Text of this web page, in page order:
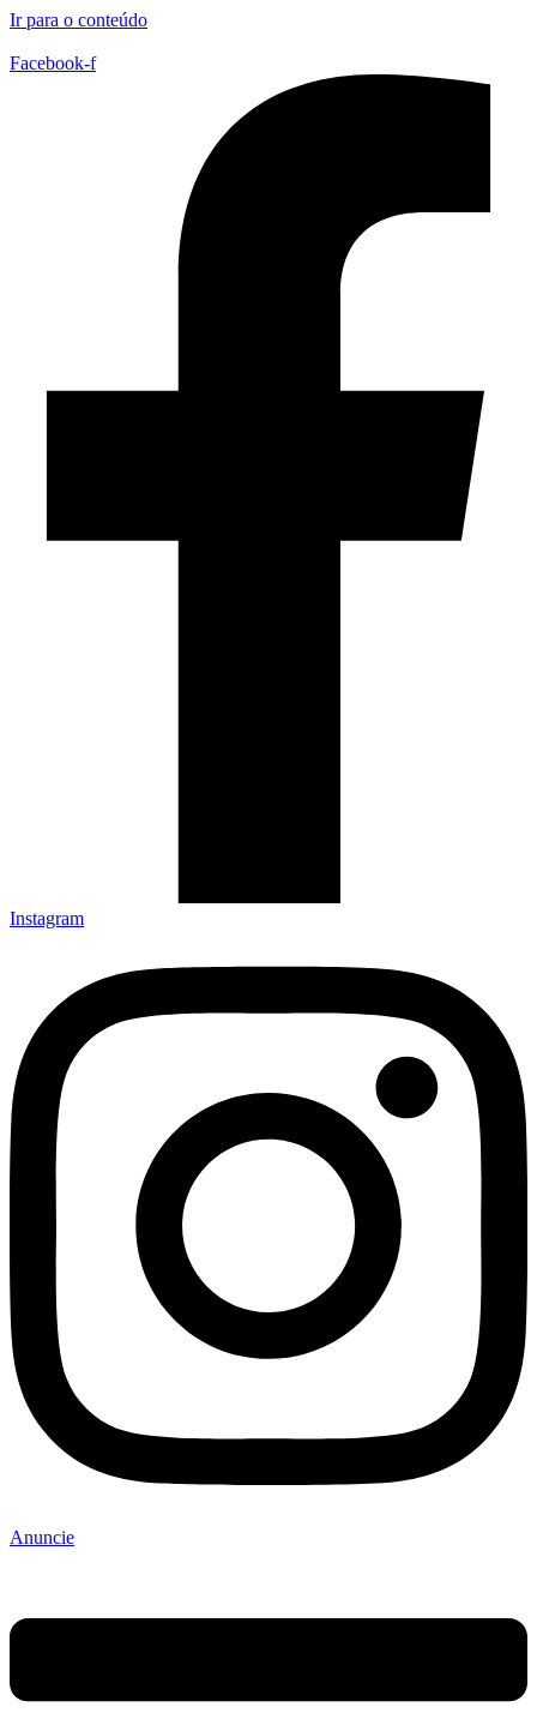
Ir para o conteúdo
Facebook-f
Instagram
Anuncie